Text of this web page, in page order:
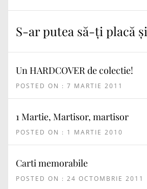
S-ar putea să-ți placă și
Un HARDCOVER de colectie!
POSTED ON : 7 MARTIE 2011
1 Martie, Martisor, martisor
POSTED ON : 1 MARTIE 2010
Carti memorabile
POSTED ON : 24 OCTOMBRIE 2011